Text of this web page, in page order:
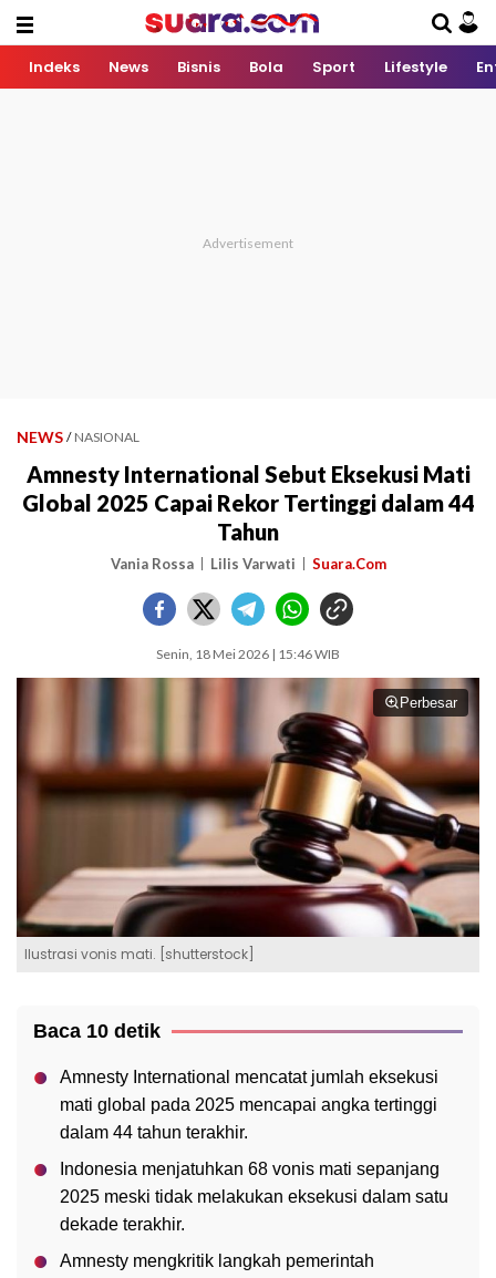
Indeks News Bisnis Bola Sport Lifestyle
NEWS / NASIONAL
Amnesty International Sebut Eksekusi Mati
Global 2025 Capai Rekor Tertinggi dalam 44
Tahun
Vania Rossa Lilis Varwati Suara.Com
Senin, 18 Mei 2026 | 15:46 WIB
Perbesar
Ilustrasi vonis mati. [shutterstock]
Baca 10 detik
Amnesty International mencatat jumlah eksekusi
mati global pada 2025 mencapai angka tertinggi
dalam 44 tahun terakhir.
Indonesia menjatuhkan 68 vonis mati sepanjang
2025 meski tidak melakukan eksekusi dalam satu
dekade terakhir.
Amnesty mengkritik langkah pemerintah